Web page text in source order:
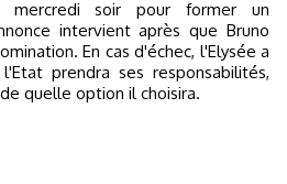
soir pour former un
intervient après que Bruno
En cas d'échec, l'Elysée a
prendra ses responsabilités,
quelle option il choisira.